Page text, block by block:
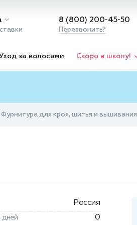
8 (800) 200-45-50
Перезвонить?
Уход за волосами Скоро в школу!
Фурнитура для кроя, шитья и вышивания
Россия
дней 0